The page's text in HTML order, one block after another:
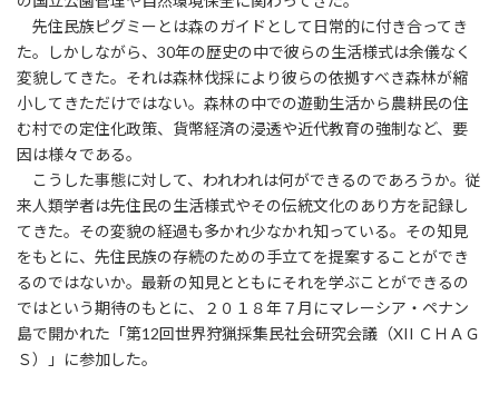
先住民族ピグミーとは森のガイドとして日常的に付き合ってき
た。しかしながら、30年の歴史の中で彼らの生活様式は余儀なく
変貌してきた。それは森林伐採により彼らの依拠すべき森林が縮
小してきただけではない。森林の中での遊動生活から農耕民の住
む村での定住化政策、貨幣経済の浸透や近代教育の強制など、要
因は様々である。
こうした事態に対して、われわれは何ができるのであろうか。従
来人類学者は先住民の生活様式やその伝統文化のあり方を記録し
てきた。その変貌の経過も多かれ少なかれ知っている。その知見
をもとに、先住民族の存続のための手立てを提案することができ
るのではないか。最新の知見とともにそれを学ぶことができるの
ではという期待のもとに、２０１８年７月にマレーシア・ペナン
島で開かれた「第12回世界狩猟採集民社会研究会議（XII ＣＨＡＧ
Ｓ）」に参加した。